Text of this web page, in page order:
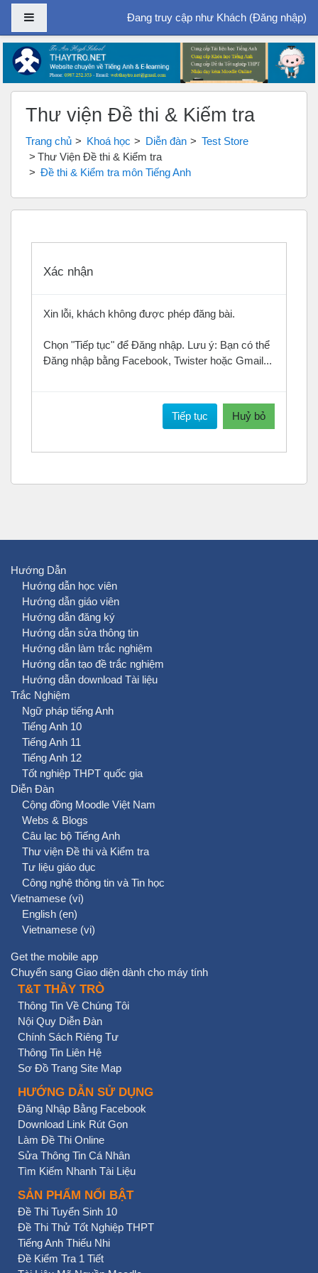
Chuyển tới nội dung chính
Bảng điều khiển cạnhĐang truy cập như Khách (Đăng nhập)
Thư viện Đề thi & Kiểm tra
Trang chủ Khoá học Diễn đàn
Test Store
Thư Viện Đề thi & Kiểm tra
Đề thi & Kiểm tra môn Tiếng Anh
Xác nhận
Xin lỗi, khách không được phép đăng bài.
Chọn "Tiếp tục" để Đăng nhập. Lưu ý: Bạn có thể
Đăng nhập bằng Facebook, Twister hoặc Gmail...
Tiếp tục Huỷ bỏ
Hướng Dẫn
Hướng dẫn học viên
Hướng dẫn giáo viên
Hướng dẫn đăng ký
Hướng dẫn sửa thông tin
Hướng dẫn làm trắc nghiệm
Hướng dẫn tạo đề trắc nghiệm
Hướng dẫn download Tài liệu
Trắc Nghiệm
Ngữ pháp tiếng Anh
Tiếng Anh 10
Tiếng Anh 11
Tiếng Anh 12
Tốt nghiệp THPT quốc gia
Diễn Đàn
Cộng đồng Moodle Việt Nam
Webs & Blogs
Câu lạc bộ Tiếng Anh
Thư viện Đề thi và Kiểm tra
Tư liệu giáo dục
Công nghệ thông tin và Tin học
Vietnamese ‎(vi)‎
English ‎(en)‎
Vietnamese ‎(vi)‎
Get the mobile app
Chuyển sang Giao diện dành cho máy tính
T&T THẦY TRÒ
Thông Tin Về Chúng Tôi
Nội Quy Diễn Đàn
Chính Sách Riêng Tư
Thông Tin Liên Hệ
Sơ Đồ Trang Site Map
HƯỚNG DẪN SỬ DỤNG
Đăng Nhập Bằng Facebook
Download Link Rút Gọn
Làm Đề Thi Online
Sửa Thông Tin Cá Nhân
Tìm Kiếm Nhanh Tài Liệu
SẢN PHẨM NỔI BẬT
Đề Thi Tuyển Sinh 10
Đề Thi Thử Tốt Nghiệp THPT
Tiếng Anh Thiếu Nhi
Đề Kiểm Tra 1 Tiết